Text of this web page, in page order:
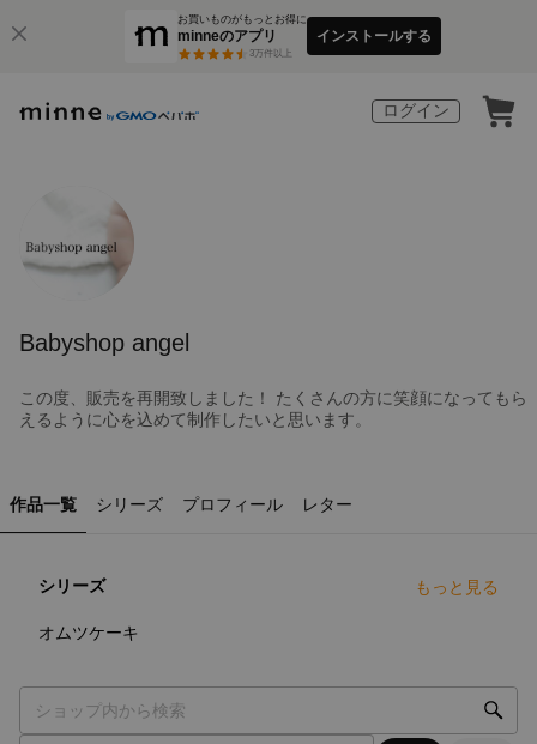
お買いものがもっとお得に
minneのアプリ
3万件以上
インストールする
ログイン
Babyshop angel
この度、販売を再開致しました！ たくさんの方に笑顔になってもら
えるように心を込めて制作したいと思います。
作品一覧 シリーズ プロフィール レター
シリーズ もっと見る
オムツケーキ